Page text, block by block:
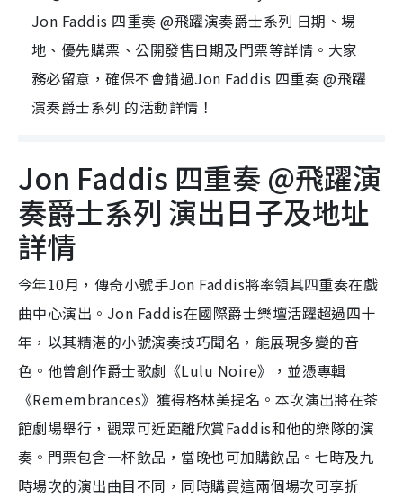
Jon Faddis 四重奏 @飛躍演奏爵士系列 日期、場
地、優先購票、公開發售日期及門票等詳情。大家
務必留意，確保不會錯過Jon Faddis 四重奏 @飛躍
演奏爵士系列 的活動詳情！
Jon Faddis 四重奏 @飛躍演
奏爵士系列 演出日子及地址
詳情
今年10月，傳奇小號手Jon Faddis將率領其四重奏在戲
曲中心演出。Jon Faddis在國際爵士樂壇活躍超過四十
年，以其精湛的小號演奏技巧聞名，能展現多變的音
色。他曾創作爵士歌劇《Lulu Noire》，並憑專輯
《Remembrances》獲得格林美提名。本次演出將在茶
館劇場舉行，觀眾可近距離欣賞Faddis和他的樂隊的演
奏。門票包含一杯飲品，當晚也可加購飲品。七時及九
時場次的演出曲目不同，同時購買這兩個場次可享折